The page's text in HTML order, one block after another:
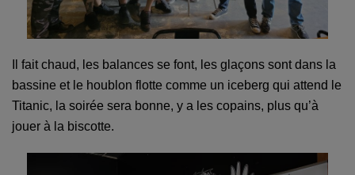
Il fait chaud, les balances se font, les glaçons sont dans la
bassine et le houblon flotte comme un iceberg qui attend le
Titanic, la soirée sera bonne, y a les copains, plus qu’à
jouer à la biscotte.